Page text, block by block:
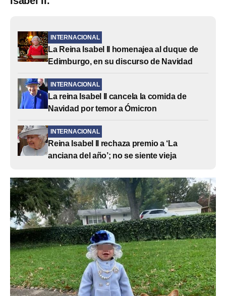
INTERNACIONAL
La Reina Isabel II homenajea al duque de
Edimburgo, en su discurso de Navidad
INTERNACIONAL
La reina Isabel II cancela la comida de
Navidad por temor a Ómicron
INTERNACIONAL
Reina Isabel II rechaza premio a ‘La
anciana del año’; no se siente vieja